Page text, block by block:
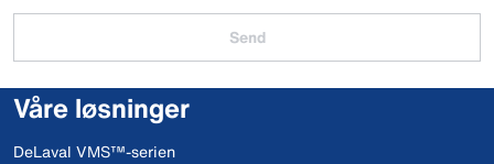
Send
Våre løsninger
DeLaval VMS™-serien